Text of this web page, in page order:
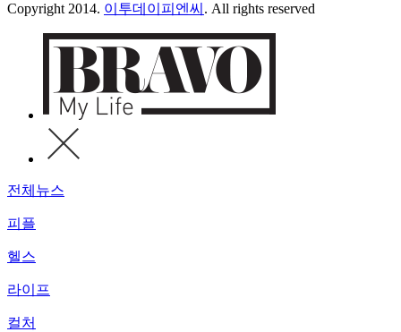
Copyright 2014. 이투데이피엔씨 . All rights reserved
전체뉴스
피플
헬스
라이프
컬처